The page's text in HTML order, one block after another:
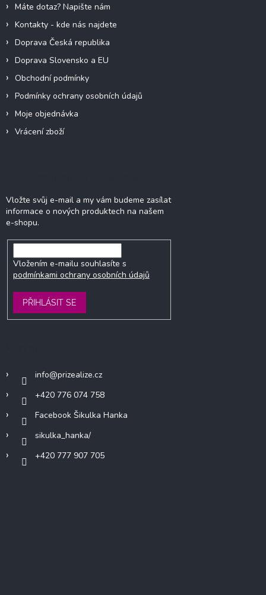
Máte dotaz? Napište nám
Kontakty - kde nás najdete
Doprava Česká republika
Doprava Slovensko a EU
Obchodní podmínky
Podmínky ochrany osobních údajů
Moje objednávka
Vrácení zboží
Vložte svůj e-mail a my vám budeme zasílat
informace o nových produktech na našem
e-shopu.
Vložením e-mailu souhlasíte s
podmínkami ochrany osobních údajů
PŘIHLÁSIT SE
info@prizealize.cz
+420 776 074 758
Facebook Šikulka Hanka
sikulka_hanka/
+420 777 907 705